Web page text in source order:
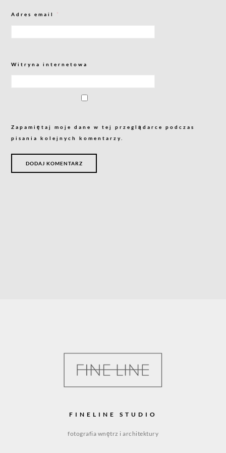
Adres email *
Witryna internetowa
Zapamiętaj moje dane w tej przeglądarce podczas
pisania kolejnych komentarzy.
FINELINE STUDIO
fotografia wnętrz i architektury